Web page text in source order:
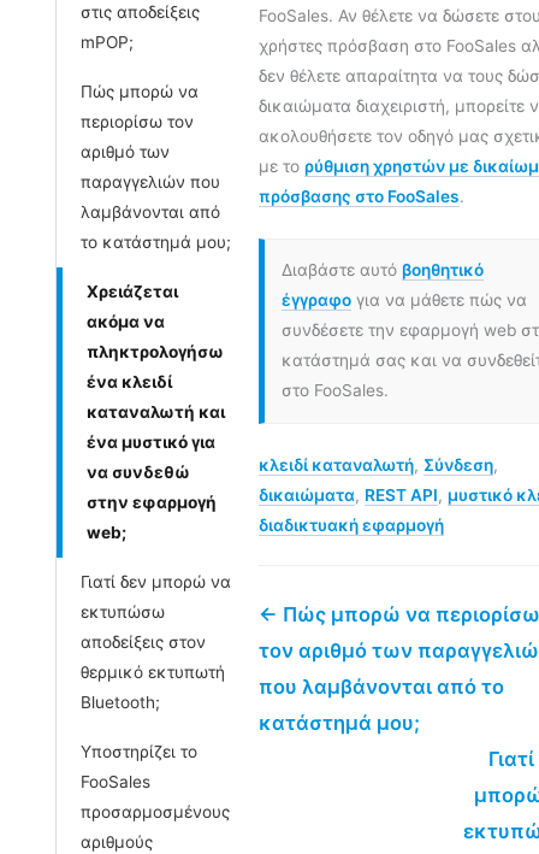
στις αποδείξεις
mPOP;
Πώς μπορώ να
περιορίσω τον
αριθμό των
παραγγελιών που
λαμβάνονται από
το κατάστημά μου;
Χρειάζεται
ακόμα να
πληκτρολογήσω
ένα κλειδί
καταναλωτή και
ένα μυστικό για
να συνδεθώ
στην εφαρμογή
web;
Γιατί δεν μπορώ να
εκτυπώσω
αποδείξεις στον
θερμικό εκτυπωτή
Bluetooth;
Υποστηρίζει το
FooSales
προσαρμοσμένους
αριθμούς
FooSales. Αν θέλετε να δώσετε
χρήστες πρόσβαση στο FooSales
δεν θέλετε απαραίτητα να τους
δικαιώματα διαχειριστή, μπορείτε
ακολουθήσετε τον οδηγό μας
με το ρύθμιση χρηστών με
πρόσβασης στο FooSales.
Διαβάστε αυτό βοηθητικό
έγγραφογια να μάθετε πώς να
συνδέσετε την εφαρμογή web
κατάστημά σας και να
στο FooSales.
κλειδί καταναλωτή, Σύνδεση,
δικαιώματα, REST API, μυστικό
διαδικτυακή εφαρμογή
← Πώς μπορώ να περιορίσω
τον αριθμό των
που λαμβάνονται από το
κατάστημά μου;